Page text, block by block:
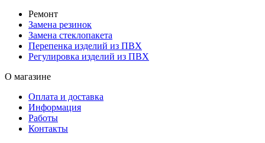
Ремонт
Замена резинок
Замена стеклопакета
Перепенка изделий из ПВХ
Регулировка изделий из ПВХ
О магазине
Оплата и доставка
Информация
Работы
Контакты